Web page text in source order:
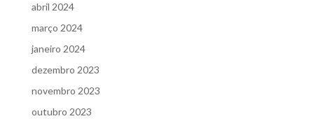
abril 2024
março 2024
janeiro 2024
dezembro 2023
novembro 2023
outubro 2023